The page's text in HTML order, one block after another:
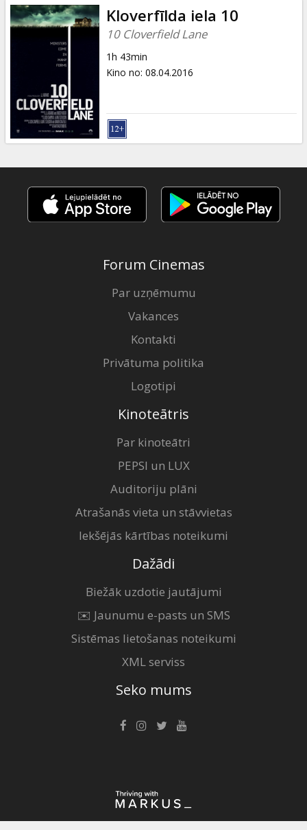
B2B
Kino
Klubs
Kloverfīlda iela 10
10 Cloverfield Lane
1h 43min
Kino no: 08.04.2016
Forum Cinemas
Par uzņēmumu
Vakances
Kontakti
Privātuma politika
Logotipi
Kinoteātris
Par kinoteātri
PEPSI un LUX
Auditoriju plāni
Atrašanās vieta un stāvvietas
Iekšējās kārtības noteikumi
Dažādi
Biežāk uzdotie jautājumi
✉️ Jaunumu e-pasts un SMS
Sistēmas lietošanas noteikumi
XML serviss
Seko mums